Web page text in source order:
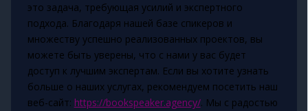
это задача, требующая усилий и экспертного
подхода. Благодаря нашей базе спикеров и
множеству успешно реализованных проектов, вы
можете быть уверены, что с нами у вас будет
доступ к лучшим экспертам. Если вы хотите узнать
больше о наших услугах, рекомендуем посетить наш
веб-сайт: https://bookspeaker.agency/. Мы с радостью